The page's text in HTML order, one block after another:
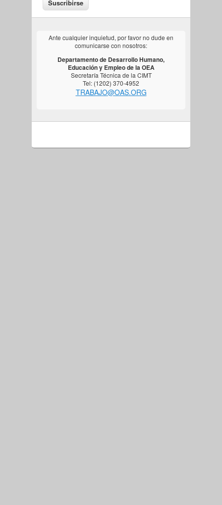
Ante cualquier inquietud, por favor no dude en
comunicarse con nosotros:
Departamento de Desarrollo Humano,
Educación y Empleo de la OEA
Secretaría Técnica de la CIMT
Tel: (1202) 370-4952
TRABAJO@OAS.ORG